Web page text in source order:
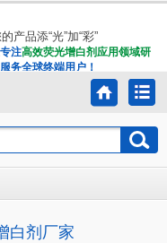
产品添“光”加“彩”
注高效荧光增白剂应用领域研
服务全球终端用户！
白剂厂家